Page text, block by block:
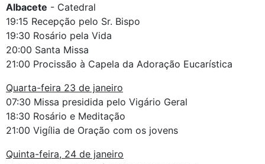
Albacete - Catedral
19:15 Recepção pelo Sr. Bispo
19:30 Rosário pela Vida
20:00 Santa Missa
21:00 Procissão à Capela da Adoração Eucarística
Quarta-feira 23 de janeiro
07:30 Missa presidida pelo Vigário Geral
18:30 Rosário e Meditação
21:00 Vigília de Oração com os jovens
Quinta-feira, 24 de janeiro